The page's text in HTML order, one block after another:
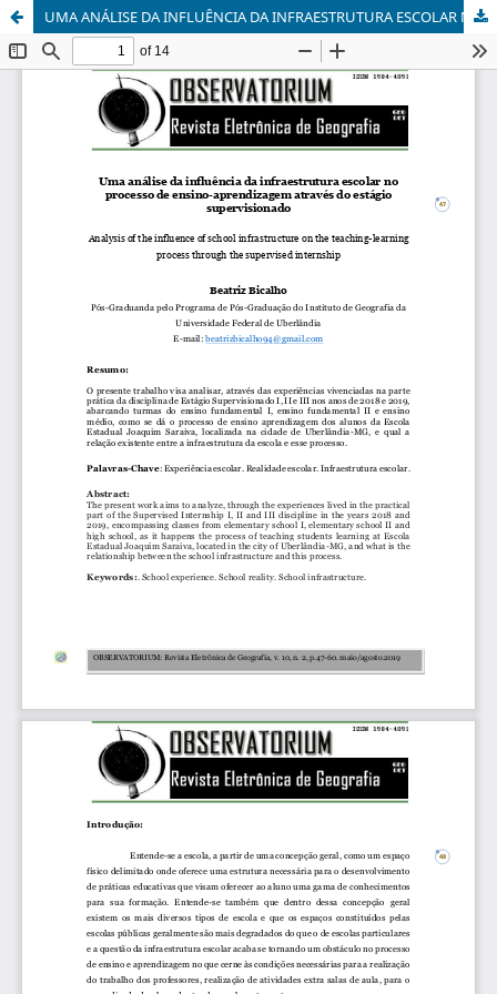
UMA ANÁLISE DA INFLUÊNCIA DA INFRAESTRUTURA ESCOLAR NO PROCESSO DE ENSINO-APRENDIZAGEM ATRAVÉS DO ESTÁGIO SUPERVISIONADO